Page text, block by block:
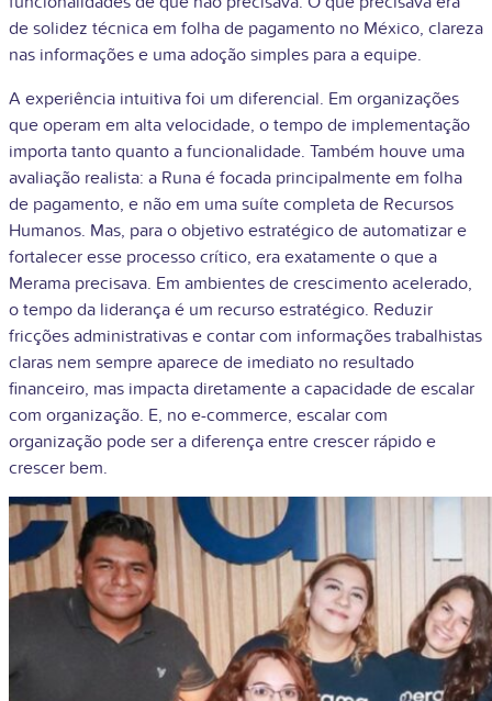
de solidez técnica em folha de pagamento no México, clareza
nas informações e uma adoção simples para a equipe.
A experiência intuitiva foi um diferencial. Em organizações
que operam em alta velocidade, o tempo de implementação
importa tanto quanto a funcionalidade. Também houve uma
avaliação realista: a Runa é focada principalmente em folha
de pagamento, e não em uma suíte completa de Recursos
Humanos. Mas, para o objetivo estratégico de automatizar e
fortalecer esse processo crítico, era exatamente o que a
Merama precisava. Em ambientes de crescimento acelerado,
o tempo da liderança é um recurso estratégico. Reduzir
fricções administrativas e contar com informações trabalhistas
claras nem sempre aparece de imediato no resultado
financeiro, mas impacta diretamente a capacidade de escalar
com organização. E, no e-commerce, escalar com
organização pode ser a diferença entre crescer rápido e
crescer bem.